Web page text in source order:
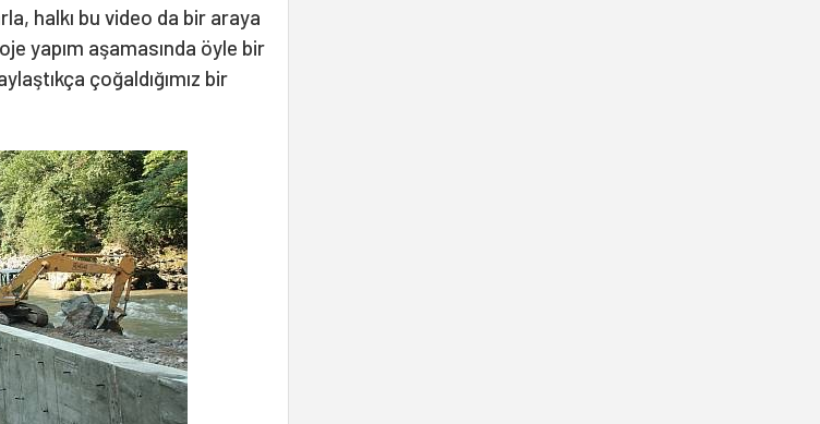
halkı bu video da bir araya
yapım aşamasında öyle bir
çoğaldığımız bir